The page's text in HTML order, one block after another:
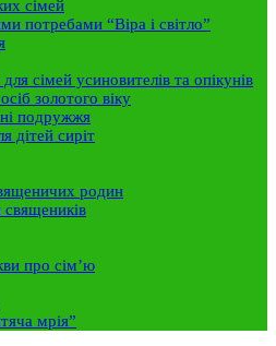
сімей
потребами “Віра і світло”
сімей усиновителів та опікунів
золотого віку
подружжя
дітей сиріт
родин
священиків
про сім’ю
мрія”